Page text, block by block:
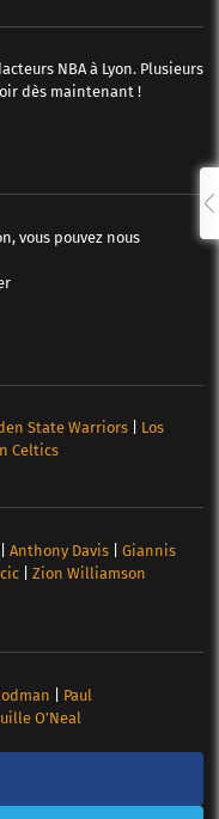
NBA à Lyon. Plusieurs
dès maintenant !
vous pouvez nous
State Warriors| Los
Celtics
Anthony Davis| Giannis
| Zion Williamson
Paul
O’Neal